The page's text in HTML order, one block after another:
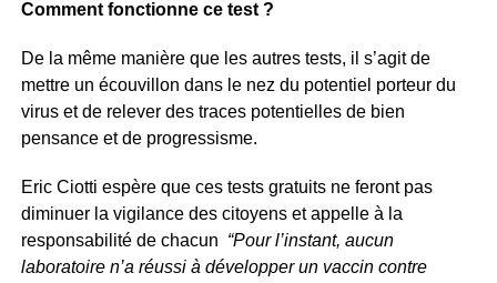
Comment fonctionne ce test ?
De la même manière que les autres tests, il s’agit de
mettre un écouvillon dans le nez du potentiel porteur du
virus et de relever des traces potentielles de bien
pensance et de progressisme.
Eric Ciotti espère que ces tests gratuits ne feront pas
diminuer la vigilance des citoyens et appelle à la
responsabilité de chacun “Pour l’instant, aucun
laboratoire n’a réussi à développer un vaccin contre